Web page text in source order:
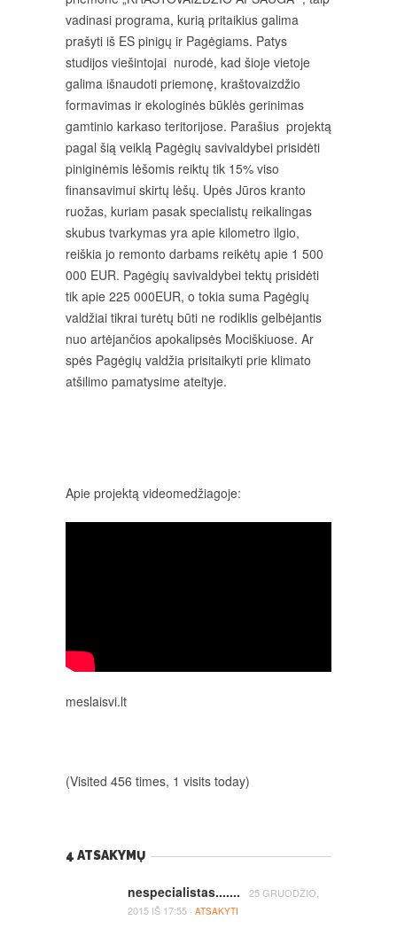
vadinasi programa, kurią pritaikius galima
prašyti iš ES pinigų ir Pagėgiams. Patys
studijos viešintojai nurodė, kad šioje vietoje
galima išnaudoti priemonę, kraštovaizdžio
formavimas ir ekologinės būklės gerinimas
gamtinio karkaso teritorijose. Parašius projektą
pagal šią veiklą Pagėgių savivaldybei prisidėti
piniginėmis lėšomis reiktų tik 15% viso
finansavimui skirtų lėšų. Upės Jūros kranto
ruožas, kuriam pasak specialistų reikalingas
skubus tvarkymas yra apie kilometro ilgio,
reiškia jo remonto darbams reikėtų apie 1 500
000 EUR. Pagėgių savivaldybei tektų prisidėti
tik apie 225 000EUR, o tokia suma Pagėgių
valdžiai tikrai turėtų būti ne rodiklis gelbėjantis
nuo artėjančios apokalipsės Mociškiuose. Ar
spės Pagėgių valdžia prisitaikyti prie klimato
atšilimo pamatysime ateityje.
Apie projektą videomedžiagoje:
meslaisvi.lt
(Visited 456 times, 1 visits today)
4 ATSAKYMŲ
nespecialistas.......
25 GRUODŽIO,
2015 IŠ 17:55 · ATSAKYTI